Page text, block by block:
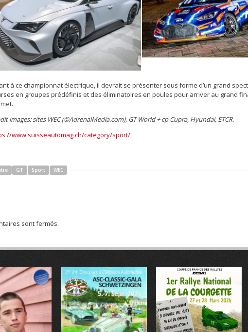
à ce championnat électrique, il devrait se présenter sous forme d’un grand
en groupes prédéfinis et des éliminatoires en poules pour arriver au grand
images: sites WEC (©AdrenalMedia.com), GT World + cp Cupra, Hyundai, ETCR.
www.suisseautomag.ch/category/sport/
GT Sport WEC
sont fermés.